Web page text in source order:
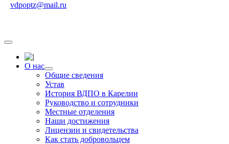
vdpoptz@mail.ru
О нас
Общие сведения
Устав
История ВДПО в Карелии
Руководство и сотрудники
Местные отделения
Наши достижения
Лицензии и свидетельства
Как стать добровольцем